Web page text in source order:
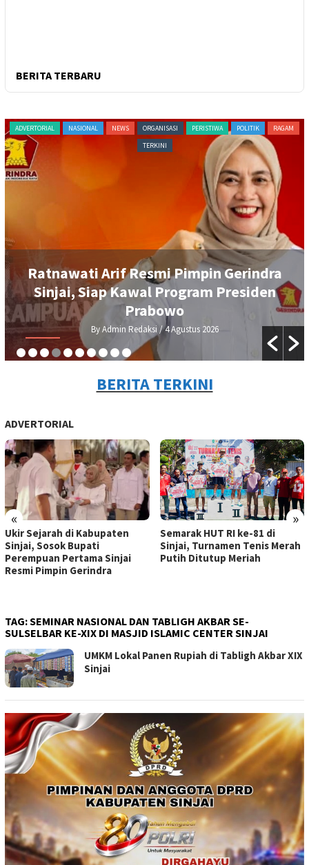
BERITA TERBARU
ADVERTORIAL NASIONAL NEWS ORGANISASI PERISTIWA POLITIK
RAGAM
TERKINI
Ratnawati Arif Resmi Pimpin Gerindra
Sinjai, Siap Kawal Program Presiden
Prabowo
By Admin Redaksi / 4 Agustus 2026
BERITA TERKINI
ADVERTORIAL
« »
Ukir Sejarah di Kabupaten
Sinjai, Sosok Bupati
Perempuan Pertama Sinjai
Resmi Pimpin Gerindra
Semarak HUT RI ke-81 di
Sinjai, Turnamen Tenis Merah
Putih Ditutup Meriah
TAG:SEMINAR NASIONAL DAN TABLIGH AKBAR SE-
SULSELBAR KE-XIX DI MASJID ISLAMIC CENTER SINJAI
UMKM Lokal Panen Rupiah di Tabligh Akbar XIX
Sinjai